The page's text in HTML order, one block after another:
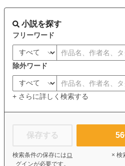
小説を探す
フリーワード
除外ワード
+ さらに詳しく検索する
保存する
検索条件の保存には ロ
グインが必要です。
56
× 検